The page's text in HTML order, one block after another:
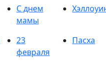
С днем
мамы
23
февраля
Пасха